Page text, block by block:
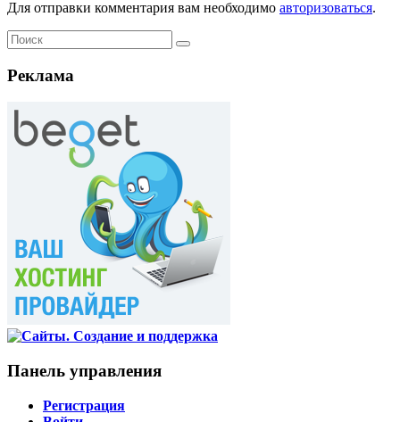
Для отправки комментария вам необходимо авторизоваться.
Реклама
Панель управления
Регистрация